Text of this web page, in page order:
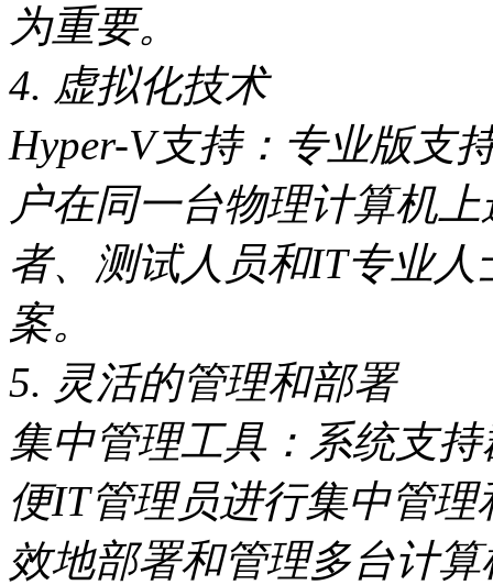
为重要。
4. 虚拟化技术
Hyper-V支持：专业版支
户在同一台物理计算机
者、测试人员和IT专业
案。
5. 灵活的管理和部署
集中管理工具：系统支
便IT管理员进行集中管
效地部署和管理多台计